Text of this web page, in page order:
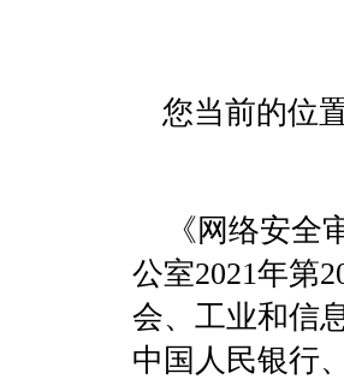
您当前的位
《网络安全
公室2021年第
会、工业和信
中国人民银行